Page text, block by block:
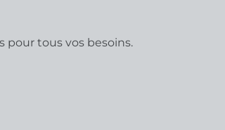
pour tous vos besoins.